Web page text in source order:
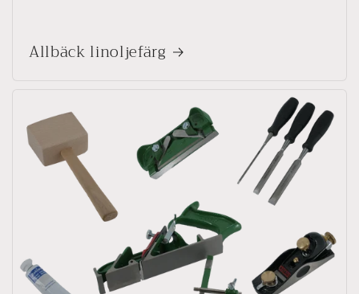
Allbäck linoljefärg